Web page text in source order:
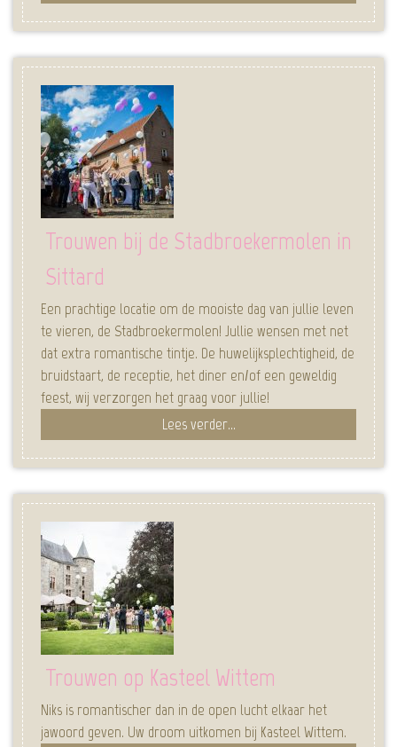
Trouwen bij de Stadbroekermolen in
Sittard
Een prachtige locatie om de mooiste dag van jullie leven
te vieren, de Stadbroekermolen! Jullie wensen met net
dat extra romantische tintje. De huwelijksplechtigheid, de
bruidstaart, de receptie, het diner en/of een geweldig
feest, wij verzorgen het graag voor jullie!
Lees verder...
Trouwen op Kasteel Wittem
Niks is romantischer dan in de open lucht elkaar het
jawoord geven. Uw droom uitkomen bij Kasteel Wittem.